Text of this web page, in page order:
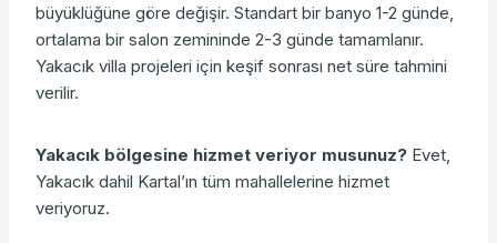
büyüklüğüne göre değişir. Standart bir banyo 1-2 günde,
ortalama bir salon zemininde 2-3 günde tamamlanır.
Yakacık villa projeleri için keşif sonrası net süre tahmini
verilir.
Yakacık bölgesine hizmet veriyor musunuz? Evet,
Yakacık dahil Kartal’ın tüm mahallelerine hizmet
veriyoruz.